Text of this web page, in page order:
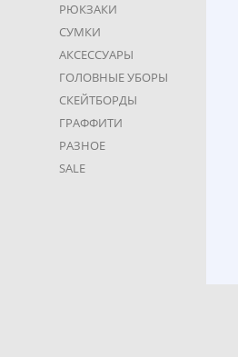
РЮКЗАКИ
СУМКИ
АКСЕССУАРЫ
ГОЛОВНЫЕ УБОРЫ
СКЕЙТБОРДЫ
ГРАФФИТИ
РАЗНОЕ
SALE